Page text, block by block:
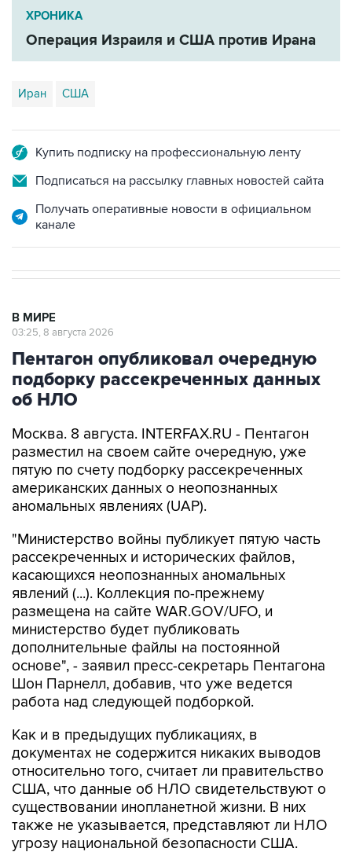
ХРОНИКА
Операция Израиля и США против Ирана
Иран США
Купить подписку на профессиональную ленту
Подписаться на рассылку главных новостей сайта
Получать оперативные новости в официальном
канале
В МИРЕ
03:25, 8 августа 2026
Пентагон опубликовал очередную
подборку рассекреченных данных
об НЛО
Москва. 8 августа. INTERFAX.RU - Пентагон
разместил на своем сайте очередную, уже
пятую по счету подборку рассекреченных
американских данных о неопознанных
аномальных явлениях (UAP).
"Министерство войны публикует пятую часть
рассекреченных и исторических файлов,
касающихся неопознанных аномальных
явлений (...). Коллекция по-прежнему
размещена на сайте WAR.GOV/UFO, и
министерство будет публиковать
дополнительные файлы на постоянной
основе", - заявил пресс-секретарь Пентагона
Шон Парнелл, добавив, что уже ведется
работа над следующей подборкой.
Как и в предыдущих публикациях, в
документах не содержится никаких выводов
относительно того, считает ли правительство
США, что данные об НЛО свидетельствуют о
существовании инопланетной жизни. В них
также не указывается, представляют ли НЛО
угрозу национальной безопасности США.